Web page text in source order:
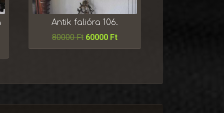
Antik falióra 106.
80000Ft 60000 Ft